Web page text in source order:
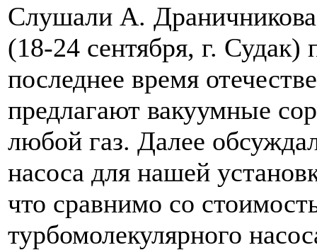
Слушали А.
(18-24 сентября, г.
последнее время
предлагают вакуумные
любой газ. Далее
насоса для нашей
что сравнимо со
турбомолекулярного